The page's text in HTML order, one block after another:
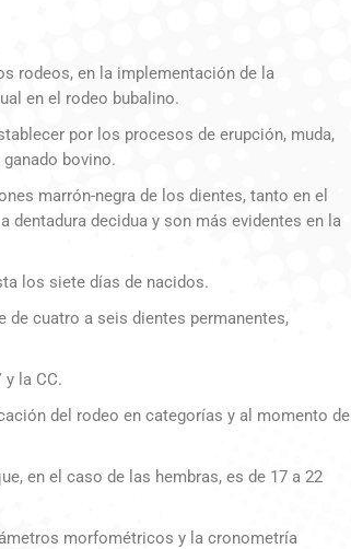
rodeos, en la implementación de la
en el rodeo bubalino.
por los procesos de erupción, muda,
bovino.
marrón-negra de los dientes, tanto en el
dentadura decidua y son más evidentes en la
los siete días de nacidos.
de cuatro a seis dientes permanentes,
la CC.
del rodeo en categorías y al momento de
en el caso de las hembras, es de 17 a 22
morfométricos y la cronometría